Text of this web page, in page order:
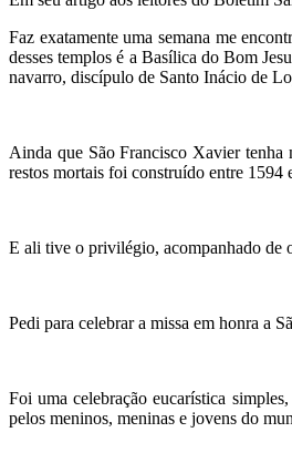
Faz exatamente uma semana me
desses templos é a Basílica do Bom
navarro, discípulo de Santo Inácio de
Ainda que São Francisco Xavier tenha
restos mortais foi construído entre
E ali tive o privilégio, acompanhado de
Pedi para celebrar a missa em honra a
Foi uma celebração eucarística
pelos meninos, meninas e jovens do